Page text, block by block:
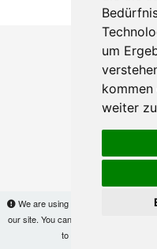
um
kommen
weiter
We are using cookies to provide
our site. You can find out more
to use the site without
Makis